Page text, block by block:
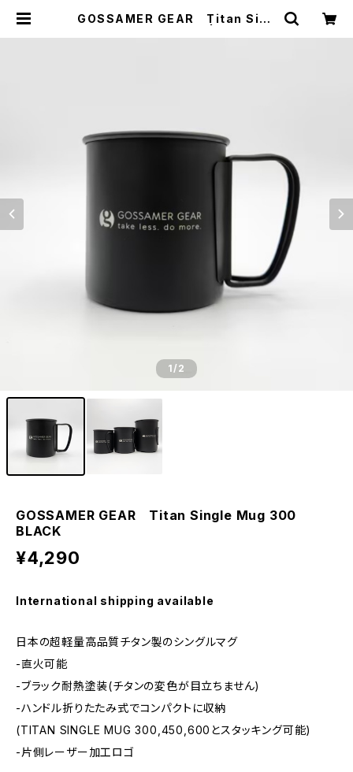
GOSSAMER GEAR Titan Sing
1/2
GOSSAMER GEAR Titan Single Mug 300
BLACK
¥4,290
International shipping available
日本の超軽量高品質チタン製のシングルマグ
-直火可能
-ブラック耐熱塗装(チタンの変色が目立ちません)
-ハンドル折りたたみ式でコンパクトに収納
(TITAN SINGLE MUG 300,450,600とスタッキング可能)
-片側レーザー加工ロゴ